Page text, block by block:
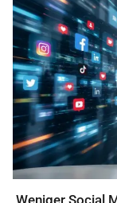
Weniger Social